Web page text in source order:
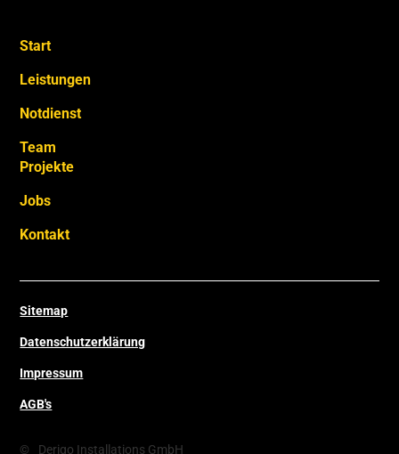
Start
Leistungen
Notdienst
Team
Projekte
Jobs
Kontakt
Sitemap
Datenschutzerklärung
Impressum
AGB's
© Derigo Installations GmbH